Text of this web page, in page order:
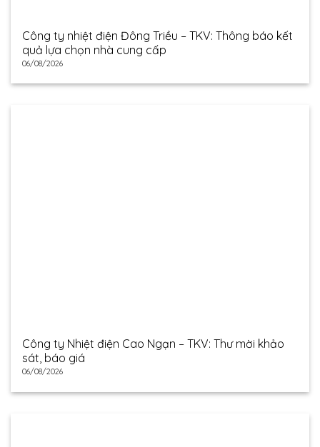
Công ty nhiệt điện Đông Triều – TKV: Thông báo kết
quả lựa chọn nhà cung cấp
06/08/2026
Công ty Nhiệt điện Cao Ngạn – TKV: Thư mời khảo
sát, báo giá
06/08/2026